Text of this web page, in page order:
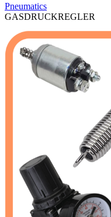
Pneumatics
GASDRUCKREGLER